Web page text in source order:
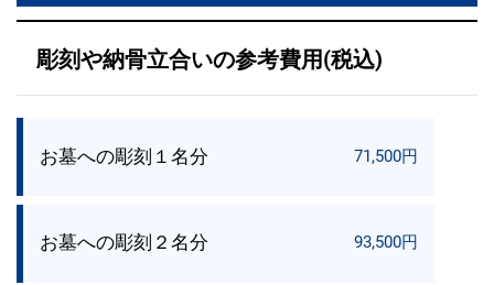
彫刻や納骨立合いの参考費用(税込)
お墓への彫刻１名分 71,500円
お墓への彫刻２名分 93,500円